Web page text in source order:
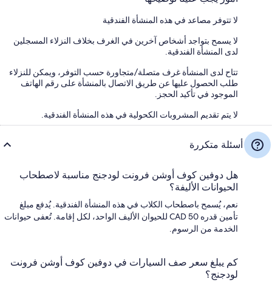
لا تتوفر مصاعد في هذه المنشأة الفندقية
لا يسمح بتواجد أشخاص آخرين في الغرف بخلاف النزلاء المسجلين
لدى المنشأة الفندقية.
تتاح لدى المنشأة غرف متصلة/متجاورة حسب التوفر، ويمكن للنزلاء
طلب الحصول عليها عن طريق الاتصال بالمنشأة على رقم الهاتف
الموجود في تأكيد الحجز.
لا يتم تقديم المشروبات الكحولية في هذه المنشأة الفندقية.
أسئلة متكررة
هل دوفين كوف أوشن فرونت لودجنج مناسبة لاصطحاب
الحيوانات الأليفة؟
نعم، يُسمح باصطحاب الكلاب في هذه المنشأة الفندقية. يُدفع مبلغ
تأمين قدره CAD 50 للحيوان الأليف الواحد، لكل إقامة. تُعفى حيوانات
الخدمة من الرسوم.
كم يبلغ سعر صف السيارات في دوفين كوف أوشن فرونت
لودجنج؟